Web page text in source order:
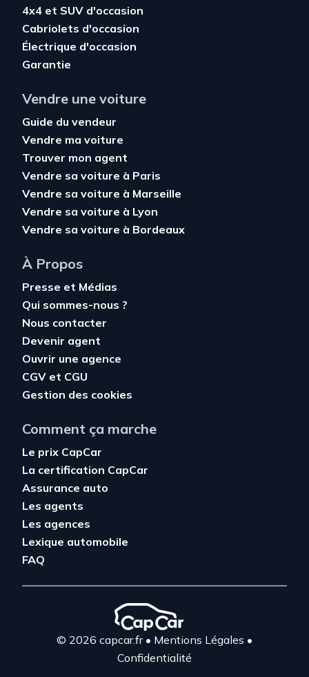
4x4 et SUV d'occasion
Cabriolets d'occasion
Électrique d'occasion
Garantie
Vendre une voiture
Guide du vendeur
Vendre ma voiture
Trouver mon agent
Vendre sa voiture à Paris
Vendre sa voiture à Marseille
Vendre sa voiture à Lyon
Vendre sa voiture à Bordeaux
À Propos
Presse et Médias
Qui sommes-nous ?
Nous contacter
Devenir agent
Ouvrir une agence
CGV et CGU
Gestion des cookies
Comment ça marche
Le prix CapCar
La certification CapCar
Assurance auto
Les agents
Les agences
Lexique automobile
FAQ
© 2026 capcar.fr• Mentions Légales •
Confidentialité